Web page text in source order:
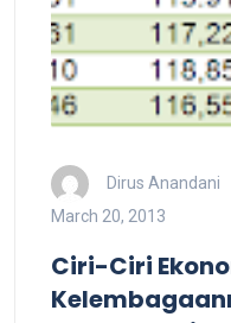
Dirus Anandani
March 20, 2013
Ciri-Ciri